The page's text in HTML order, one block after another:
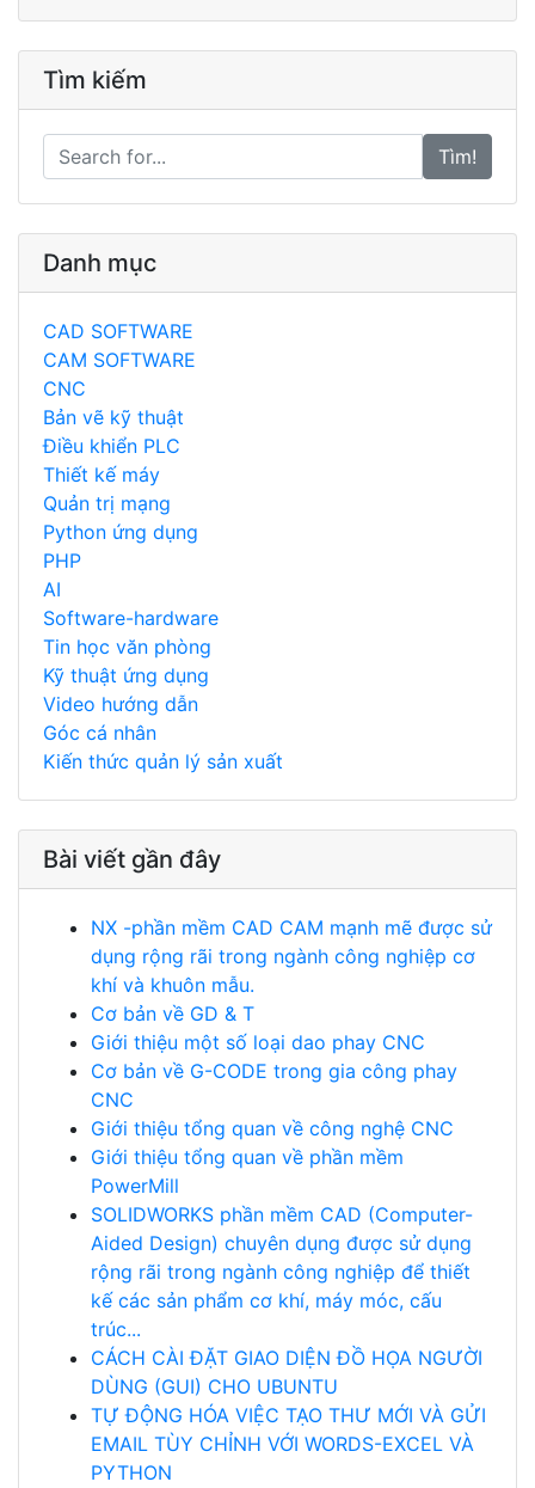
Tìm kiếm
Tìm!
Danh mục
CAD SOFTWARE
CAM SOFTWARE
CNC
Bản vẽ kỹ thuật
Điều khiển PLC
Thiết kế máy
Quản trị mạng
Python ứng dụng
PHP
AI
Software-hardware
Tin học văn phòng
Kỹ thuật ứng dụng
Video hướng dẫn
Góc cá nhân
Kiến thức quản lý sản xuất
Bài viết gần đây
NX -phần mềm CAD CAM mạnh mẽ được sử
dụng rộng rãi trong ngành công nghiệp cơ
khí và khuôn mẫu.
Cơ bản về GD & T
Giới thiệu một số loại dao phay CNC
Cơ bản về G-CODE trong gia công phay
CNC
Giới thiệu tổng quan về công nghệ CNC
Giới thiệu tổng quan về phần mềm
PowerMill
SOLIDWORKS phần mềm CAD (Computer-
Aided Design) chuyên dụng được sử dụng
rộng rãi trong ngành công nghiệp để thiết
kế các sản phẩm cơ khí, máy móc, cấu
trúc...
CÁCH CÀI ĐẶT GIAO DIỆN ĐỒ HỌA NGƯỜI
DÙNG (GUI) CHO UBUNTU
TỰ ĐỘNG HÓA VIỆC TẠO THƯ MỚI VÀ GỬI
EMAIL TÙY CHỈNH VỚI WORDS-EXCEL VÀ
PYTHON